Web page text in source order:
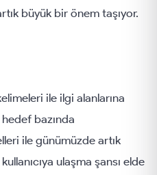
büyük bir önem taşıyor.
ile ilgi alanlarına
bazında
ile günümüzde artık
ulaşma şansı elde